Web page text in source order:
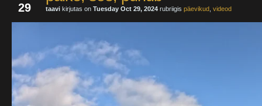
29 taavi kirjutas on Tuesday Oct 29, 2024 rubriigis päevikud videod